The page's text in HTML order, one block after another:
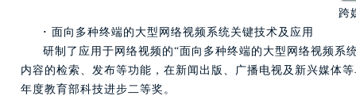
跨
· 面向多种终端的大型网络视频系统关键技术及应用
研制了应用于网络视频的“面向多种终端的大型网络视频系
内容的检索、发布等功能，在新闻出版、广播电视及新兴媒体
年度教育部科技进步二等奖。